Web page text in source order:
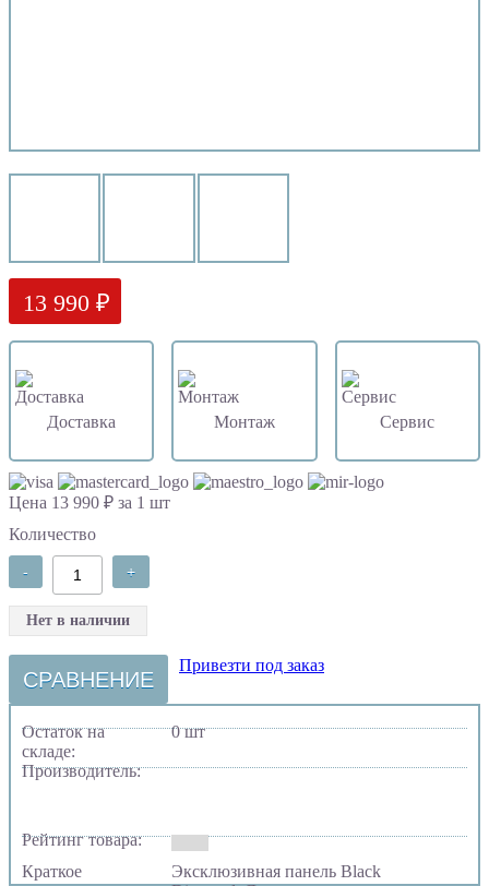
13 990 ₽
Доставка Монтаж Сервис
Цена 13 990 ₽ за 1 шт
Количество
- +
Нет в наличии
СРАВНЕНИЕ
Привезти под заказ
Остаток на
складе:
0 шт
Производитель:
Рейтинг товара:
Краткое
Эксклюзивная панель Black